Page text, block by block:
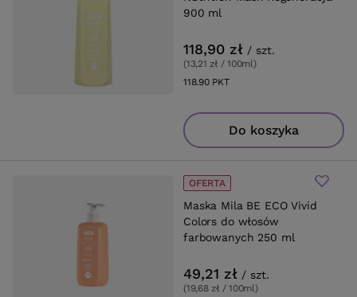
900 ml
118,90 zł / szt.
(13,21 zł / 100ml)
118.90PKTpunktów
Do koszyka
Maska Mila BE ECO Vivid
Colors do włosów
farbowanych 250 ml
OFERTA
49,21 zł / szt.
(19,68 zł / 100ml)